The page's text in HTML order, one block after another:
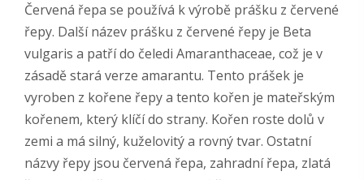
Červená řepa se používá k výrobě prášku z červené
řepy. Další název prášku z červené řepy je Beta
vulgaris a patří do čeledi Amaranthaceae, což je v
zásadě stará verze amarantu. Tento prášek je
vyroben z kořene řepy a tento kořen je mateřským
kořenem, který klíčí do strany. Kořen roste dolů v
zemi a má silný, kuželovitý a rovný tvar. Ostatní
názvy řepy jsou červená řepa, zahradní řepa, zlatá